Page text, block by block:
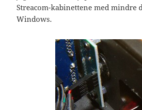
Streacom-kabinettene med mindre
Windows.